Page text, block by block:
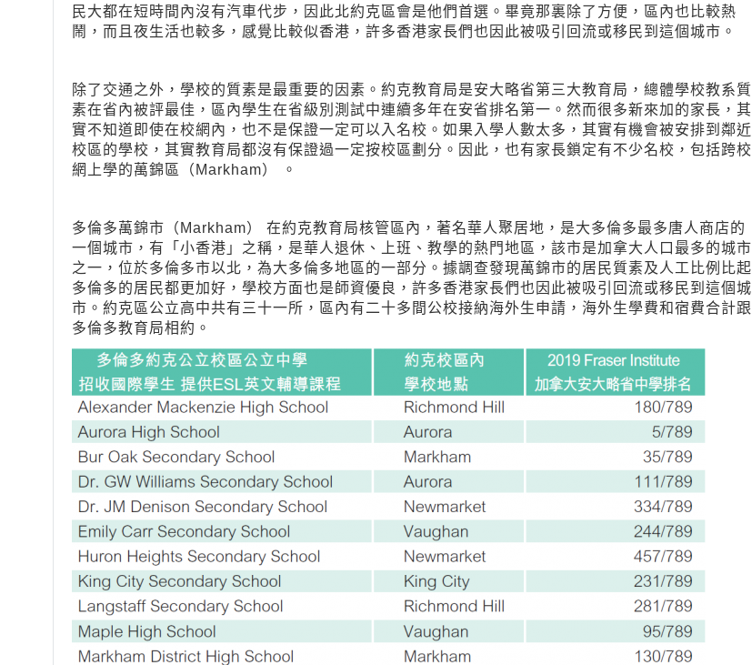
民大都在短時間內沒有汽車代步，因此北約克區會是他們首選。畢竟那裏除了方便，區內也比較熱
鬧，而且夜生活也較多，感覺比較似香港，許多香港家長們也因此被吸引回流或移民到這個城市。
除了交通之外，學校的質素是最重要的因素。約克教育局是安大略省第三大教育局，總體學校教系質
素在省內被評最佳，區內學生在省級別測試中連續多年在安省排名第一。然而很多新來加的家長，其
實不知道即使在校網內，也不是保證一定可以入名校。如果入學人數太多，其實有機會被安排到鄰近
校區的學校，其實教育局都沒有保證過一定按校區劃分。因此，也有家長鎖定有不少名校，包括跨校
網上學的萬錦區（Markham） 。
多倫多萬錦市（Markham） 在約克教育局核管區內，著名華人聚居地，是大多倫多最多唐人商店的
一個城市，有「小香港」之稱，是華人退休、上班、教學的熱門地區，該市是加拿大人口最多的城市
之一，位於多倫多市以北，為大多倫多地區的一部分。據調查發現萬錦市的居民質素及人工比例比起
多倫多的居民都更加好，學校方面也是師資優良，許多香港家長們也因此被吸引回流或移民到這個城
市。約克區公立高中共有三十一所，區內有二十多間公校接納海外生申請，海外生學費和宿費合計跟
多倫多教育局相約。